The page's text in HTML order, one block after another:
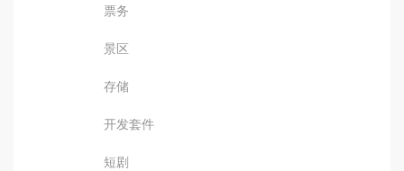
票务
景区
存储
开发套件
短剧